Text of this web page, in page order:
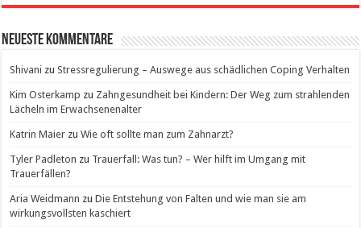
Neueste Kommentare
Shivani zuStressregulierung – Auswege aus schädlichen Coping Verhalten
Kim Osterkamp zu Zahngesundheit bei Kindern: Der Weg zum strahlenden
Lächeln im Erwachsenenalter
Katrin Maier zuWie oft sollte man zum Zahnarzt?
Tyler Padleton zu Trauerfall: Was tun? – Wer hilft im Umgang mit
Trauerfällen?
Aria Weidmann zuDie Entstehung von Falten und wie man sie am
wirkungsvollsten kaschiert